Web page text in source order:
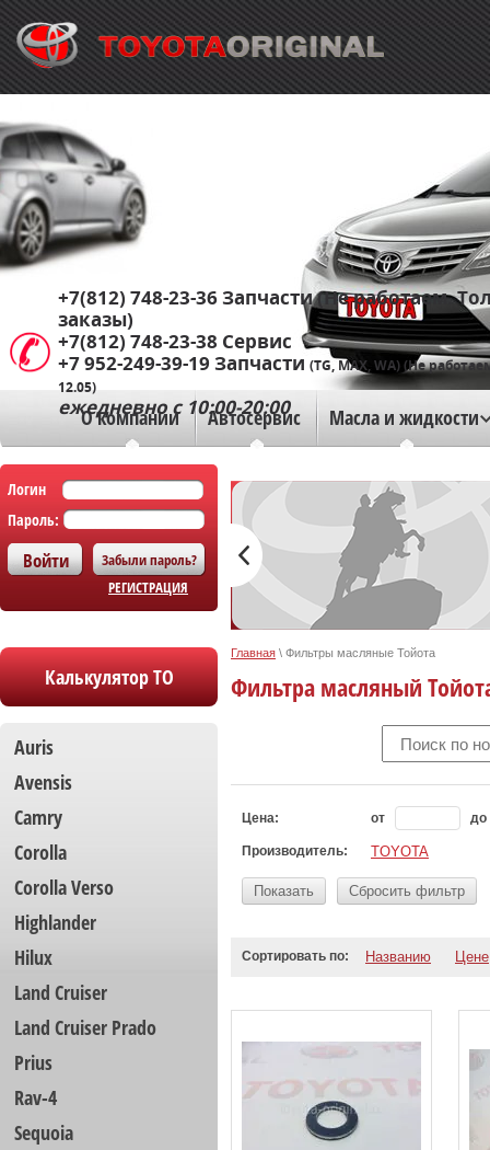
О компании Автосервис Масла и жидкости
+7(812) 748-23-36 Запчасти (Не работаем.
заказы)
+7(812) 748-23-38 Сервис
+7 952-249-39-19 Запчасти (TG, MAX, WA) (Не
12.05)
ежедневно с 10:00-20:00
Логин
Пароль:
Забыли пароль?
РЕГИСТРАЦИЯ
Калькулятор ТО
Auris
Avensis
Camry
Corolla
Сorolla Verso
Highlander
Hilux
Land Cruiser
Land Cruiser Prado
Prius
Rav-4
Sequoia
Главная \ Фильтры масляные Тойота
Фильтра масляный
Цена: от до
Производитель: TOYOTA
Показать Сбросить фильтр
Сортировать по: Названию Цене